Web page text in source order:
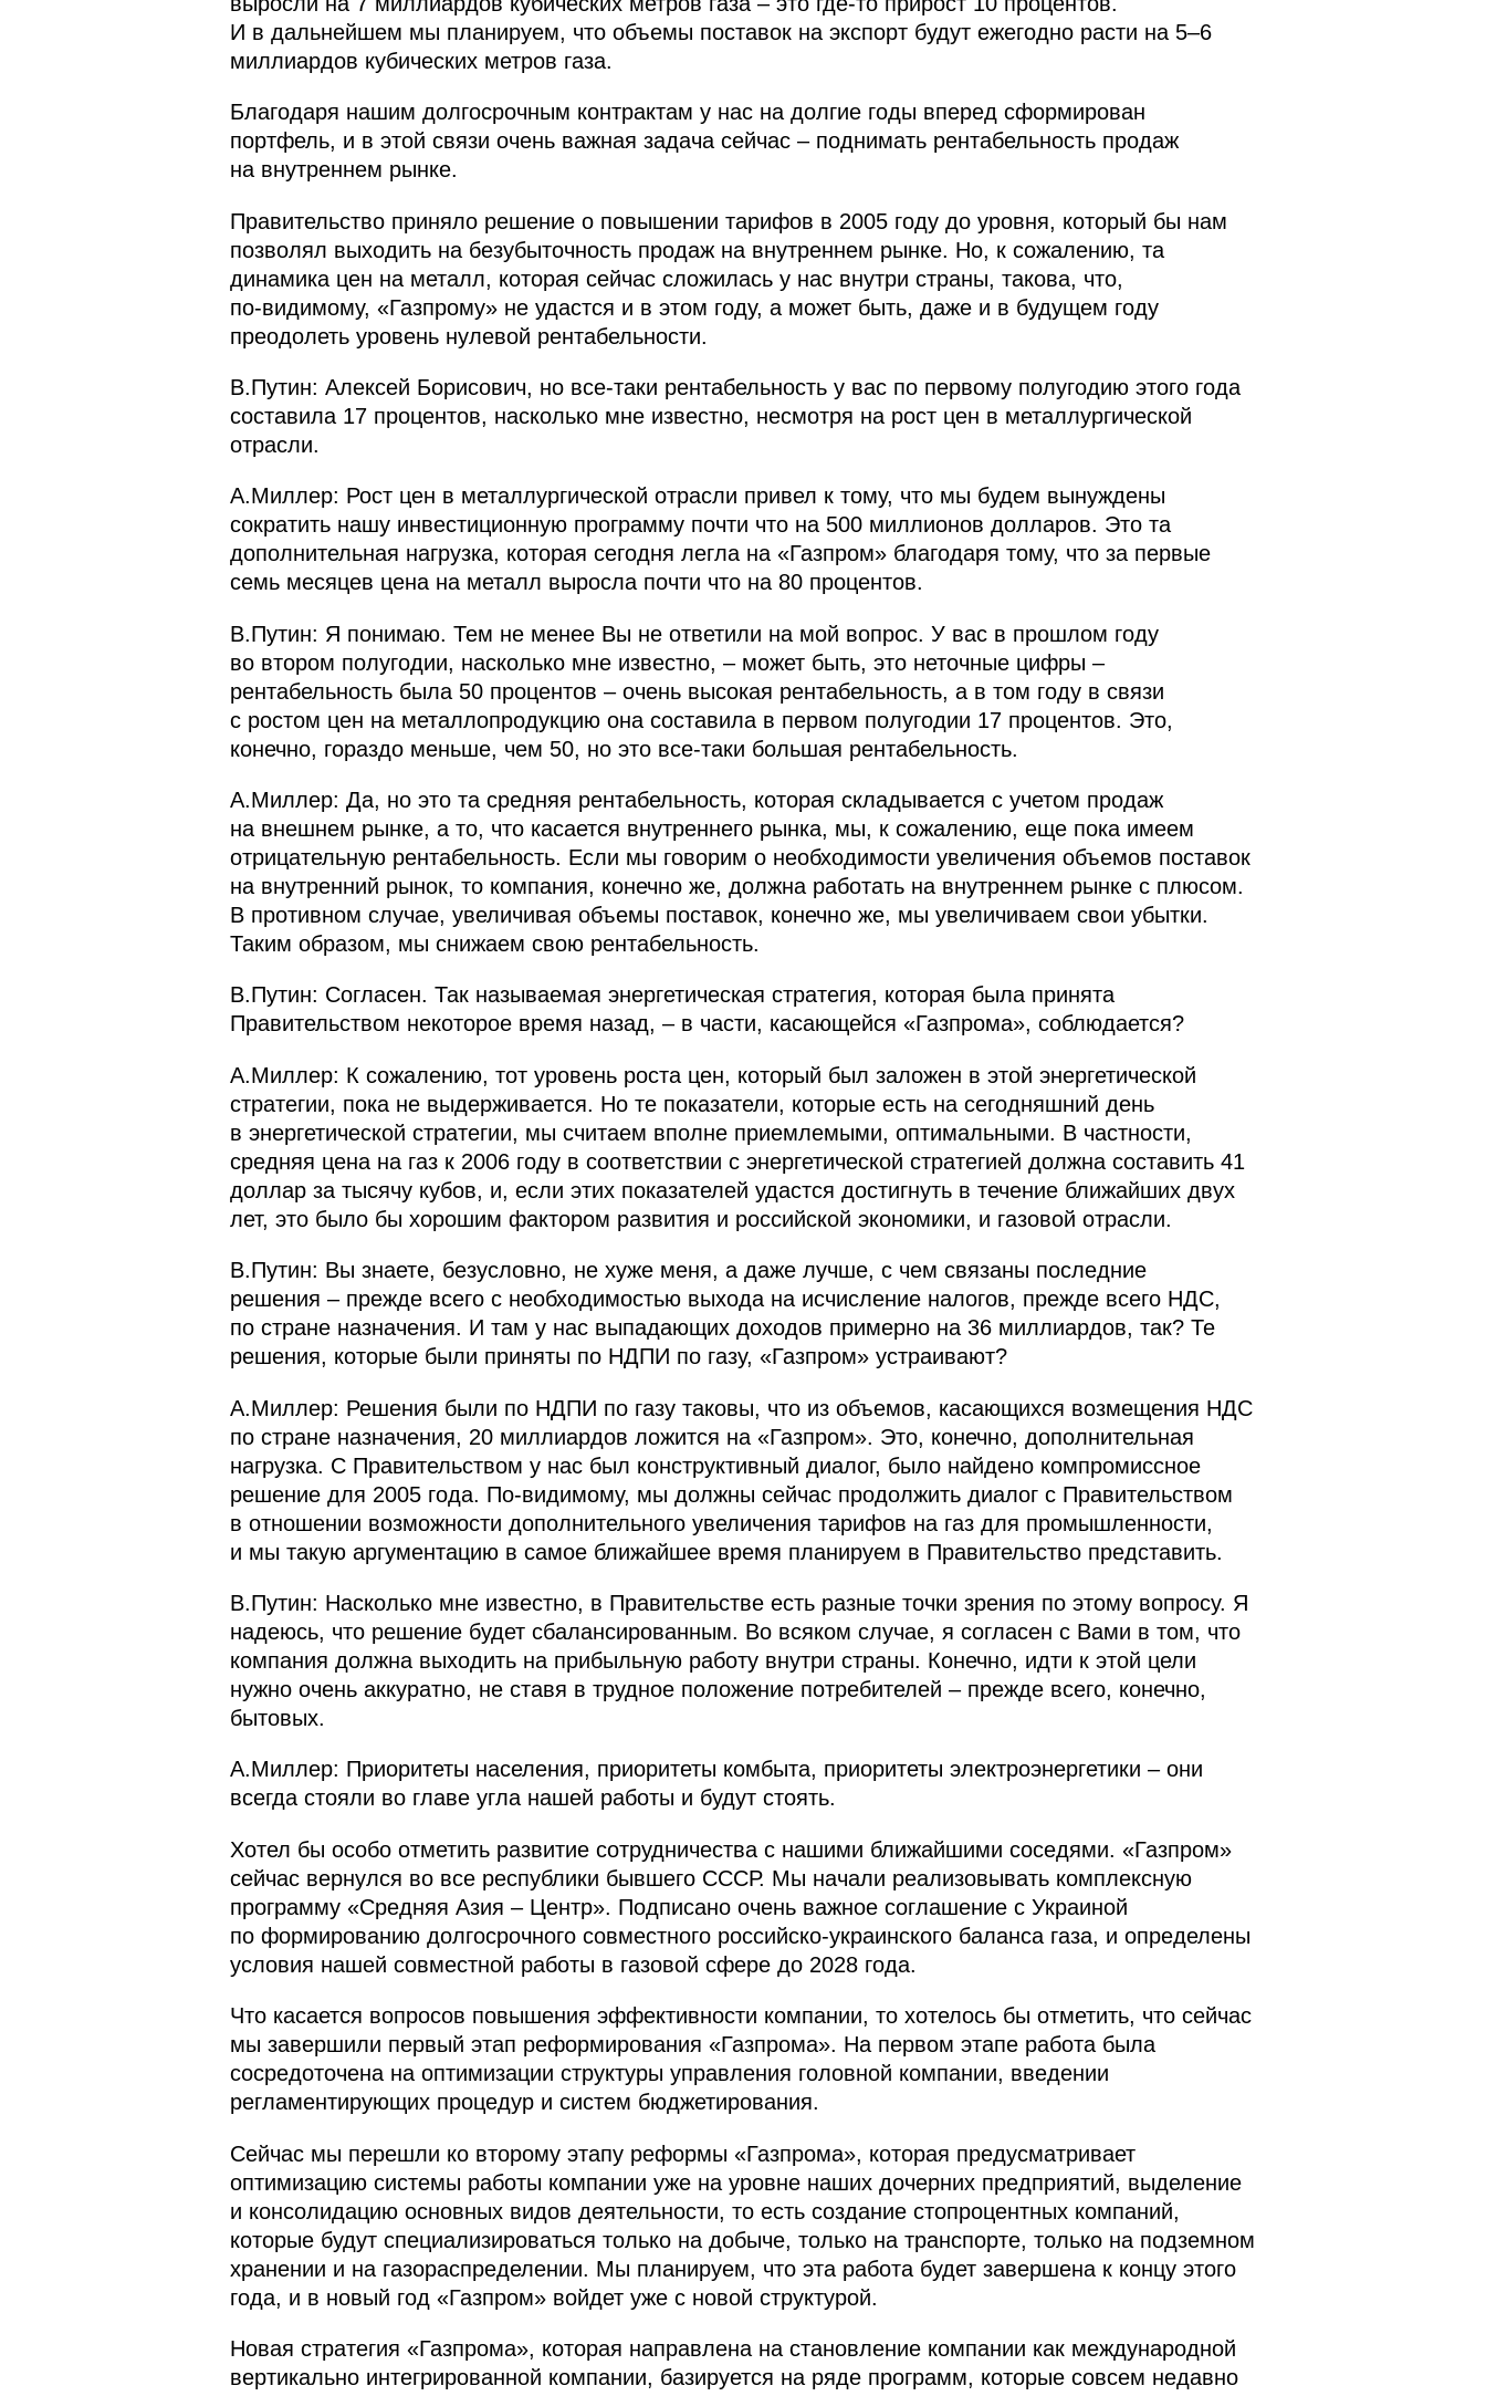
И в дальнейшем мы планируем, что объемы поставок на экспорт будут ежегодно расти на 5–6
миллиардов кубических метров газа.
Благодаря нашим долгосрочным контрактам у нас на долгие годы вперед сформирован
портфель, и в этой связи очень важная задача сейчас – поднимать рентабельность продаж
на внутреннем рынке.
Правительство приняло решение о повышении тарифов в 2005 году до уровня, который бы нам
позволял выходить на безубыточность продаж на внутреннем рынке. Но, к сожалению, та
динамика цен на металл, которая сейчас сложилась у нас внутри страны, такова, что,
по‑видимому, «Газпрому» не удастся и в этом году, а может быть, даже и в будущем году
преодолеть уровень нулевой рентабельности.
В.Путин: Алексей Борисович, но все‑таки рентабельность у вас по первому полугодию этого года
составила 17 процентов, насколько мне известно, несмотря на рост цен в металлургической
отрасли.
А.Миллер: Рост цен в металлургической отрасли привел к тому, что мы будем вынуждены
сократить нашу инвестиционную программу почти что на 500 миллионов долларов. Это та
дополнительная нагрузка, которая сегодня легла на «Газпром» благодаря тому, что за первые
семь месяцев цена на металл выросла почти что на 80 процентов.
В.Путин: Я понимаю. Тем не менее Вы не ответили на мой вопрос. У вас в прошлом году
во втором полугодии, насколько мне известно, – может быть, это неточные цифры –
рентабельность была 50 процентов – очень высокая рентабельность, а в том году в связи
с ростом цен на металлопродукцию она составила в первом полугодии 17 процентов. Это,
конечно, гораздо меньше, чем 50, но это все‑таки большая рентабельность.
А.Миллер: Да, но это та средняя рентабельность, которая складывается с учетом продаж
на внешнем рынке, а то, что касается внутреннего рынка, мы, к сожалению, еще пока имеем
отрицательную рентабельность. Если мы говорим о необходимости увеличения объемов поставок
на внутренний рынок, то компания, конечно же, должна работать на внутреннем рынке с плюсом.
В противном случае, увеличивая объемы поставок, конечно же, мы увеличиваем свои убытки.
Таким образом, мы снижаем свою рентабельность.
В.Путин: Согласен. Так называемая энергетическая стратегия, которая была принята
Правительством некоторое время назад, – в части, касающейся «Газпрома», соблюдается?
А.Миллер: К сожалению, тот уровень роста цен, который был заложен в этой энергетической
стратегии, пока не выдерживается. Но те показатели, которые есть на сегодняшний день
в энергетической стратегии, мы считаем вполне приемлемыми, оптимальными. В частности,
средняя цена на газ к 2006 году в соответствии с энергетической стратегией должна составить 41
доллар за тысячу кубов, и, если этих показателей удастся достигнуть в течение ближайших двух
лет, это было бы хорошим фактором развития и российской экономики, и газовой отрасли.
В.Путин: Вы знаете, безусловно, не хуже меня, а даже лучше, с чем связаны последние
решения – прежде всего с необходимостью выхода на исчисление налогов, прежде всего НДС,
по стране назначения. И там у нас выпадающих доходов примерно на 36 миллиардов, так? Те
решения, которые были приняты по НДПИ по газу, «Газпром» устраивают?
А.Миллер: Решения были по НДПИ по газу таковы, что из объемов, касающихся возмещения НДС
по стране назначения, 20 миллиардов ложится на «Газпром». Это, конечно, дополнительная
нагрузка. С Правительством у нас был конструктивный диалог, было найдено компромиссное
решение для 2005 года. По‑видимому, мы должны сейчас продолжить диалог с Правительством
в отношении возможности дополнительного увеличения тарифов на газ для промышленности,
и мы такую аргументацию в самое ближайшее время планируем в Правительство представить.
В.Путин: Насколько мне известно, в Правительстве есть разные точки зрения по этому вопросу. Я
надеюсь, что решение будет сбалансированным. Во всяком случае, я согласен с Вами в том, что
компания должна выходить на прибыльную работу внутри страны. Конечно, идти к этой цели
нужно очень аккуратно, не ставя в трудное положение потребителей – прежде всего, конечно,
бытовых.
А.Миллер: Приоритеты населения, приоритеты комбыта, приоритеты электроэнергетики – они
всегда стояли во главе угла нашей работы и будут стоять.
Хотел бы особо отметить развитие сотрудничества с нашими ближайшими соседями. «Газпром»
сейчас вернулся во все республики бывшего СССР. Мы начали реализовывать комплексную
программу «Средняя Азия – Центр». Подписано очень важное соглашение с Украиной
по формированию долгосрочного совместного российско-украинского баланса газа, и определены
условия нашей совместной работы в газовой сфере до 2028 года.
Что касается вопросов повышения эффективности компании, то хотелось бы отметить, что сейчас
мы завершили первый этап реформирования «Газпрома». На первом этапе работа была
сосредоточена на оптимизации структуры управления головной компании, введении
регламентирующих процедур и систем бюджетирования.
Сейчас мы перешли ко второму этапу реформы «Газпрома», которая предусматривает
оптимизацию системы работы компании уже на уровне наших дочерних предприятий, выделение
и консолидацию основных видов деятельности, то есть создание стопроцентных компаний,
которые будут специализироваться только на добыче, только на транспорте, только на подземном
хранении и на газораспределении. Мы планируем, что эта работа будет завершена к концу этого
года, и в новый год «Газпром» войдет уже с новой структурой.
Новая стратегия «Газпрома», которая направлена на становление компании как международной
вертикально интегрированной компании, базируется на ряде программ, которые совсем недавно